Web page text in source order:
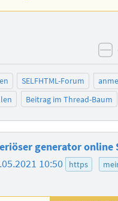
SELFHTML-Forum
Beitrag im Thread-Baum
generator online
10:50 https